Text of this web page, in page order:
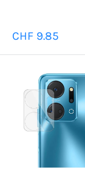
Sonderpreis
CHF 9.85